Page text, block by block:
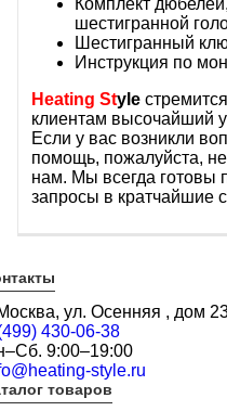
Комплект
шестигранной
Шестигранный
Инструкция по
Heating Style
клиентам высочайший
Если у вас возникли
помощь, пожалуйста,
нам. Мы всегда готовы
запросы в кратчайшие
ул. Осенняя , дом
430-06-38
9:00–19:00
style.ru
товаров